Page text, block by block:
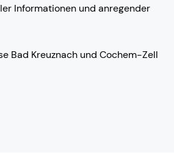
Informationen und anregender
Bad Kreuznach und Cochem-Zell